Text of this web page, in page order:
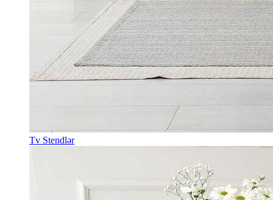
Tv Stendlər